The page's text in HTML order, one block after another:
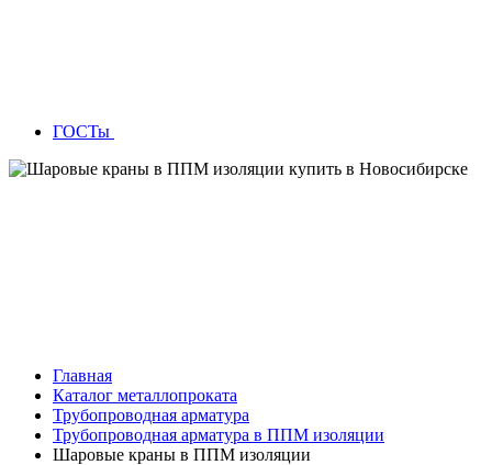
ГОСТы
Главная
Каталог металлопроката
Трубопроводная арматура
Трубопроводная арматура в ППМ изоляции
Шаровые краны в ППМ изоляции